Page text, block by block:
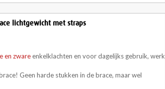
lichtgewicht met straps
en zware enkelklachten en voor dagelijks gebruik, werk
Geen harde stukken in de brace, maar wel